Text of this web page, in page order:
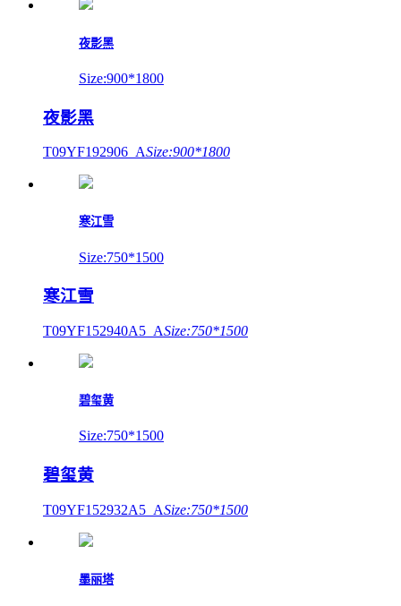
夜影黑
Size:900*1800
夜影黑
T09YF192906_ASize:900*1800
寒江雪
Size:750*1500
寒江雪
T09YF152940A5_ASize:750*1500
碧玺黄
Size:750*1500
碧玺黄
T09YF152932A5_ASize:750*1500
墨丽塔